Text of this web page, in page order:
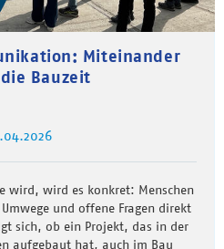
Miteinander
Bauzeit
wird, wird es konkret: Menschen
und offene Fragen direkt
sich, ob ein Projekt, das in der
aufgebaut hat, auch im Bau